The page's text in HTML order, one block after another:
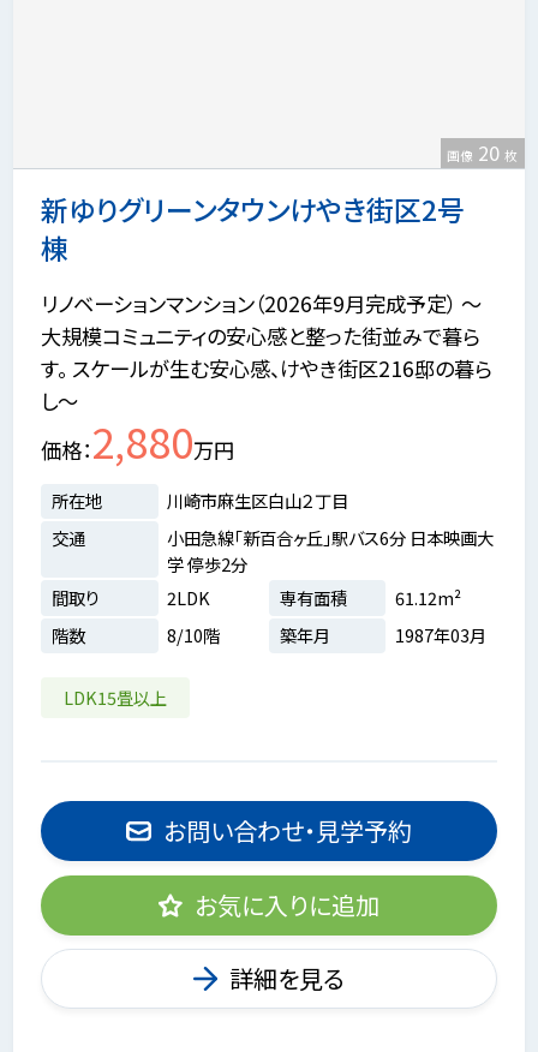
新ゆりグリーンタウンけやき街区2号
棟
画像 20 枚
リノベーションマンション（2026年9月完成予定） ～
大規模コミュニティの安心感と整った街並みで暮ら
す。 スケールが生む安心感、けやき街区216邸の暮ら
し～
価格 2,880万円
所在地
川崎市麻生区白山２丁目
交通
小田急線「新百合ヶ丘」駅バス6分 日本映画大
学 停歩2分
間取り
2LDK 専有面積
61.12m²
階数
8/10階 築年月 1987年03月
LDK15畳以上
お問い合わせ・見学予約
お気に入りに追加
詳細を見る